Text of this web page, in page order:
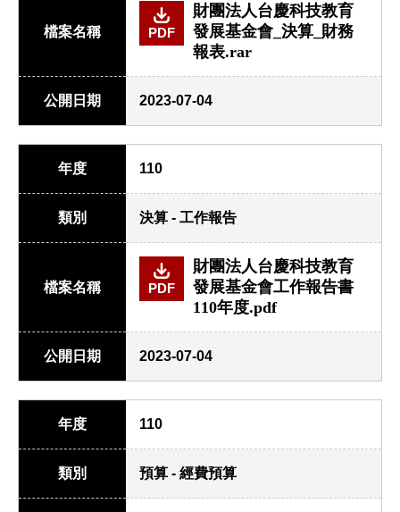
檔案名稱 PDF
財團法人台慶科技教育
發展基金會_決算_財務
報表.rar
公開日期 2023-07-04
年度 110
類別 決算 - 工作報告
檔案名稱 PDF
財團法人台慶科技教育
發展基金會工作報告書
110年度.pdf
公開日期 2023-07-04
年度 110
類別 預算 - 經費預算